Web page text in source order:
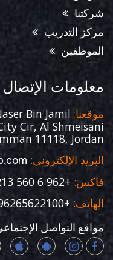
شركتنا
مركز التدريب
الموظفين
معلومات الإتصال
موقعنا: Bin Jamil
Cir, Al Shmeisani
11118, Jordan
البريد الإلكتروني:
فاكس: +962 6 560 1213
الهاتف: +96265622100
مواقع التواصل